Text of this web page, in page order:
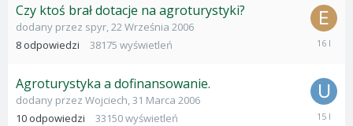
Czy ktoś brał dotacje na agroturystyki?
dodany przez spyr,22 Września 2006
8 odpowiedzi 38175 wyświetleń
Agroturystyka a dofinansowanie.
dodany przez Wojciech,31 Marca 2006
10 odpowiedzi 33150wyświetleń
14